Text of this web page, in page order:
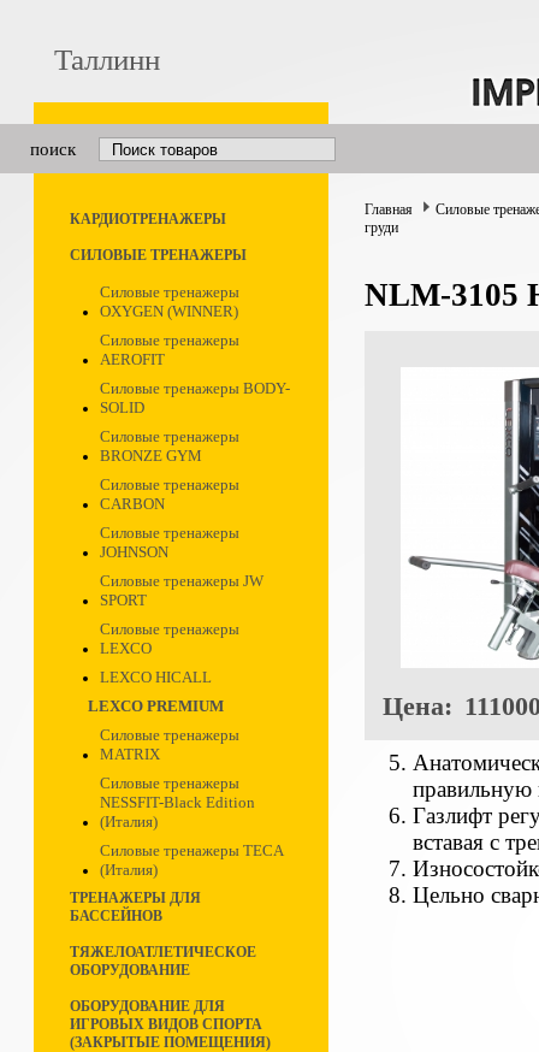
Таллинн
поиск
КАРДИОТРЕНАЖЕРЫ
СИЛОВЫЕ ТРЕНАЖЕРЫ
Силовые тренажеры
OXYGEN (WINNER)
Силовые тренажеры
AEROFIT
Силовые тренажеры BODY-
SOLID
Силовые тренажеры
BRONZE GYM
Силовые тренажеры
CARBON
Силовые тренажеры
JOHNSON
Силовые тренажеры JW
SPORT
Силовые тренажеры
LEXCO
LEXCO HICALL
LEXCO PREMIUM
Силовые тренажеры
MATRIX
Силовые тренажеры
NESSFIT-Black Edition
(Италия)
Силовые тренажеры TECA
(Италия)
ТРЕНАЖЕРЫ ДЛЯ
БАССЕЙНОВ
ТЯЖЕЛОАТЛЕТИЧЕСКОЕ
ОБОРУДОВАНИЕ
ОБОРУДОВАНИЕ ДЛЯ
ИГРОВЫХ ВИДОВ СПОРТА
(ЗАКРЫТЫЕ ПОМЕЩЕНИЯ)
Главная
Силовые
груди
NLM-3105
Цена:
правильную
Газлифт
вставая с
Цельно